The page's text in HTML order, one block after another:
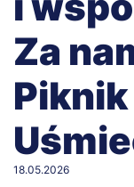
Za
18.05.2026